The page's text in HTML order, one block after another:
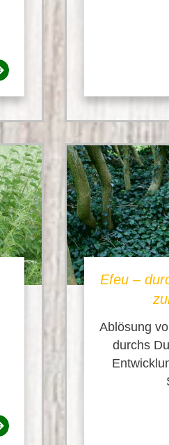
Efeu –
Ablösung
durchs